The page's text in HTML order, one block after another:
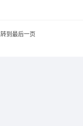
到最后一页